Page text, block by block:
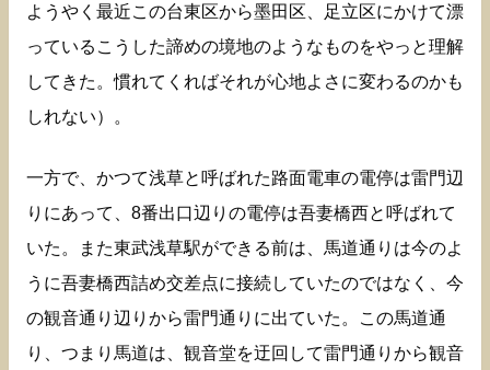
ようやく最近この台東区から墨田区、足立区にかけて漂
っているこうした諦めの境地のようなものをやっと理解
してきた。慣れてくればそれが心地よさに変わるのかも
しれない）。
一方で、かつて浅草と呼ばれた路面電車の電停は雷門辺
りにあって、8番出口辺りの電停は吾妻橋西と呼ばれて
いた。また東武浅草駅ができる前は、馬道通りは今のよ
うに吾妻橋西詰め交差点に接続していたのではなく、今
の観音通り辺りから雷門通りに出ていた。この馬道通
り、つまり馬道は、観音堂を迂回して雷門通りから観音